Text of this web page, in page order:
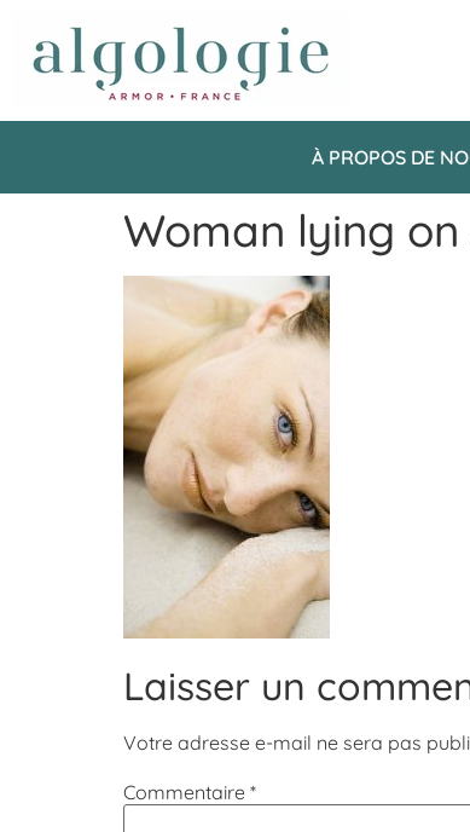
À PROPOS DE
Woman lying
Laisser un
Votre adresse e-mail ne sera pas
Commentaire *